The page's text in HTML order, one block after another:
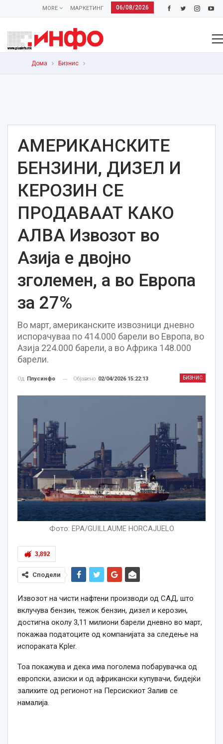
06/08/2026
МАРКЕТИНГ
MORE
Дома Бизнис
АМЕРИКАНСКИТЕ
БЕНЗИНИ, ДИЗЕЛ И
КЕРОЗИН СЕ
ПРОДАВААТ КАКО
АЛВА Извозот во
Азија е двојно
зголемен, а во Европа
за 27%
Во март, американските извозници дневно
испорачуваа по 414.000 барели во Европа, во
Азија 224.000 барели, а во Африка 148.000
барели.
БИЗНИС
Од Плусинфо Објавено 02/04/2026 15:22:13
Фото: EPA/GUILLAUME HORCAJUELO
3,892
Сподели
Извозот на чисти нафтени производи од САД, што
вклучува бензин, тежок бензин, дизел и керозин,
достигна околу 3,11 милиони барели дневно во март,
покажаа податоците од компанијата за следење на
испораката Kpler.
Тоа покажува и дека има поголема побарувачка од
европски, азиски и од африкански купувачи, бидејќи
залихите од регионот на Персискиот Залив се
намалија.